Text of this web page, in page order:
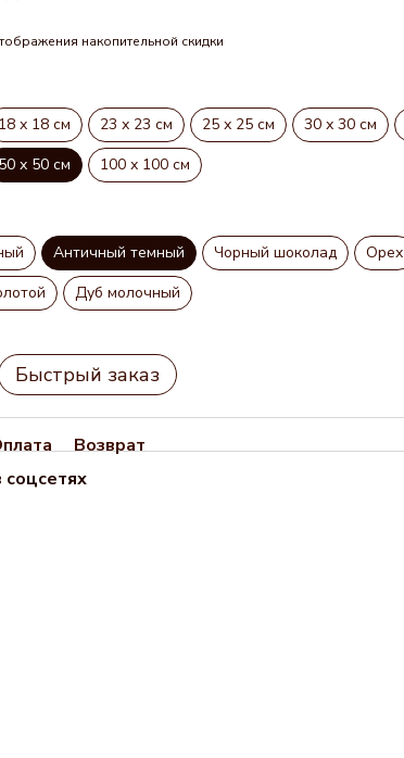
накопительной скидки
18 х 18 см 23 х 23 см 25 х 25 см 30 х 30 см
50 х 50 см 100 х 100 см
Античный темный Чорный шоколад Орех
Дуб молочный
Быстрый заказ
Возврат
соцсетях